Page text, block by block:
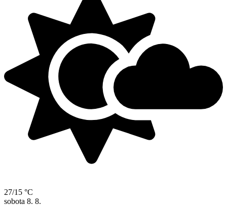
27/15 °C
sobota 8. 8.